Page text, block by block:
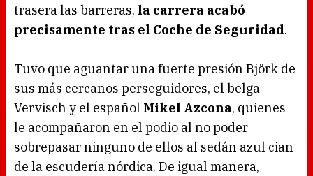
trasera las barreras, la carrera acabó
precisamente tras el Coche de Seguridad.
Tuvo que aguantar una fuerte presión Björk de
sus más cercanos perseguidores, el belga
Vervisch y el español Mikel Azcona, quienes
le acompañaron en el podio al no poder
sobrepasar ninguno de ellos al sedán azul cian
de la escudería nórdica. De igual manera,